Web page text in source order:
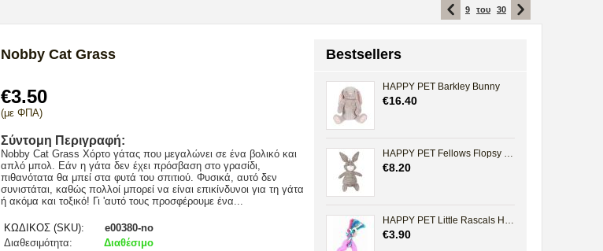
9 του 30
Nobby Cat Grass
€3.50
(με ΦΠΑ)
Σύντομη Περιγραφή:
Nobby Cat Grass Xόρτο γάτας που μεγαλώνει σε ένα βολικό και
απλό μπολ. Εάν η γάτα δεν έχει πρόσβαση στο γρασίδι,
πιθανότατα θα μπεί στα φυτά του σπιτιού. Φυσικά, αυτό δεν
συνιστάται, καθώς πολλοί μπορεί να είναι επικίνδυνοι για τη γάτα
ή ακόμα και τοξικό! Γι 'αυτό τους προσφέρουμε ένα...
ΚΩΔΙΚΟΣ (SKU):
e00380-no
Διαθεσιμότητα: Διαθέσιμο
Bestsellers
HAPPY PET Barkley Bunny
€16.40
HAPPY PET Fellows Flopsy Small
€8.20
HAPPY PET Little Rascals Heart Teether
€3.90